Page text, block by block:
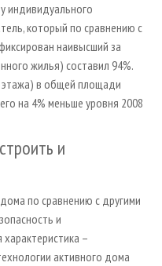
индивидуального
который по сравнению с
наивысший за
жилья) составил 94%.
в общей площади
на 4% меньше уровня 2008
и
по сравнению с другими
и
–
активного дома